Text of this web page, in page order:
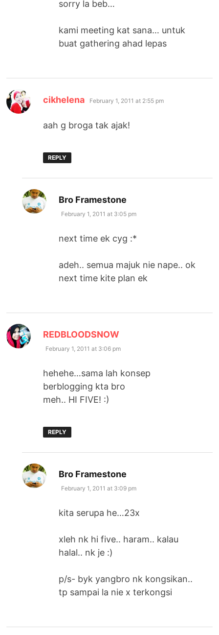
sorry la beb…
kami meeting kat sana… untuk
buat gathering ahad lepas
cikhelena says:
February 1, 2011 at 2:55 pm
aah g broga tak ajak!
REPLY
Bro Framestone
February 1, 2011 at 3:05 pm
next time ek cyg :*
adeh.. semua majuk nie nape.. ok
next time kite plan ek
REDBLOODSNOW
February 1, 2011 at 3:06 pm
hehehe…sama lah konsep
berblogging kta bro
meh.. HI FIVE! :)
REPLY
Bro Framestone
February 1, 2011 at 3:09 pm
kita serupa he…23x
xleh nk hi five.. haram.. kalau
halal.. nk je :)
p/s- byk yangbro nk kongsikan..
tp sampai la nie x terkongsi